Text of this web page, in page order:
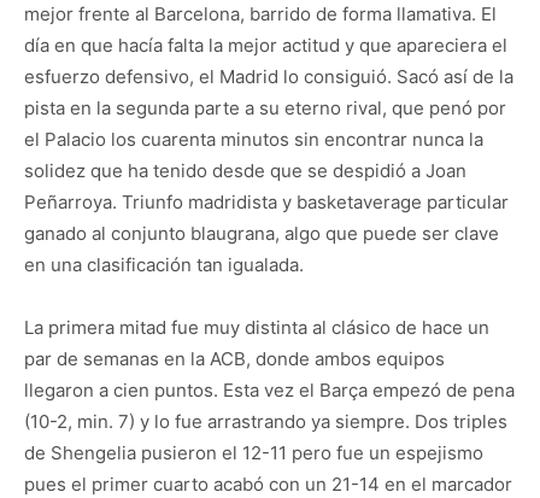
mejor frente al Barcelona, barrido de forma llamativa. El
día en que hacía falta la mejor actitud y que apareciera el
esfuerzo defensivo, el Madrid lo consiguió. Sacó así de la
pista en la segunda parte a su eterno rival, que penó por
el Palacio los cuarenta minutos sin encontrar nunca la
solidez que ha tenido desde que se despidió a Joan
Peñarroya. Triunfo madridista y basketaverage particular
ganado al conjunto blaugrana, algo que puede ser clave
en una clasificación tan igualada.
La primera mitad fue muy distinta al clásico de hace un
par de semanas en la ACB, donde ambos equipos
llegaron a cien puntos. Esta vez el Barça empezó de pena
(10-2, min. 7) y lo fue arrastrando ya siempre. Dos triples
de Shengelia pusieron el 12-11 pero fue un espejismo
pues el primer cuarto acabó con un 21-14 en el marcador